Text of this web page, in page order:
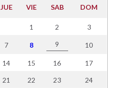
JUE VIE SAB DOM
1 2 3
7 8 9 10
14 15 16 17
21 22 23 24